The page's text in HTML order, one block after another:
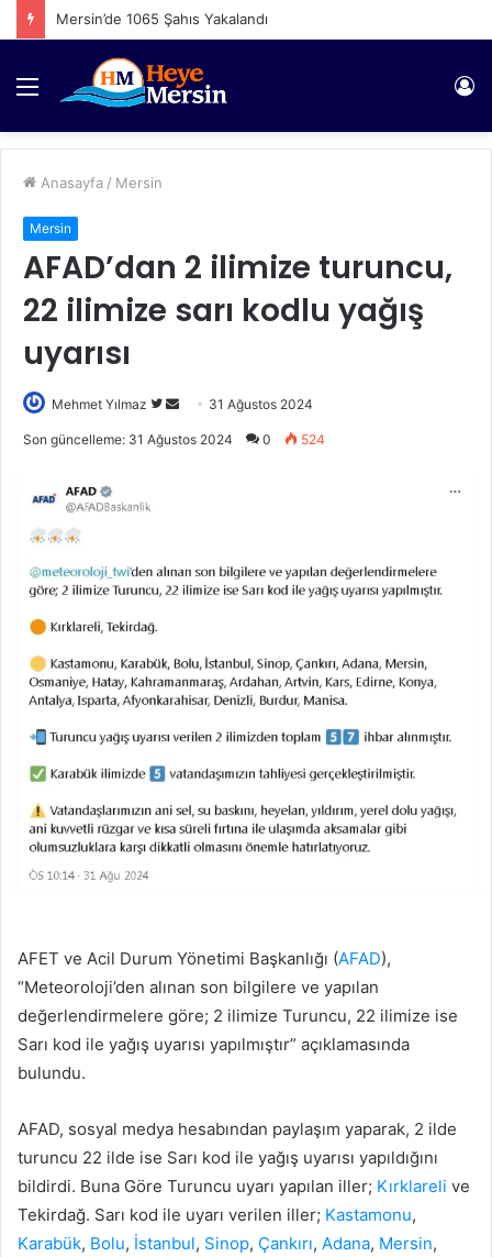
Mersin’de 1065 Şahıs Yakalandı
Menü
Anasayfa / Mersin
Mersin
AFAD’dan 2 ilimize turuncu,
22 ilimize sarı kodlu yağış
uyarısı
Mehmet Yılmaz
Twitter'da
Bir
31 Ağustos 2024
Son güncelleme: 31 Ağustos 2024 0 524
AFET ve Acil Durum Yönetimi Başkanlığı (AFAD),
“Meteoroloji’den alınan son bilgilere ve yapılan
değerlendirmelere göre; 2 ilimize Turuncu, 22 ilimize ise
Sarı kod ile yağış uyarısı yapılmıştır” açıklamasında
bulundu.
AFAD, sosyal medya hesabından paylaşım yaparak, 2 ilde
turuncu 22 ilde ise Sarı kod ile yağış uyarısı yapıldığını
bildirdi. Buna Göre Turuncu uyarı yapılan iller; Kırklareli ve
Tekirdağ. Sarı kod ile uyarı verilen iller; Kastamonu,
Karabük, Bolu, İstanbul, Sinop, Çankırı, Adana, Mersin,